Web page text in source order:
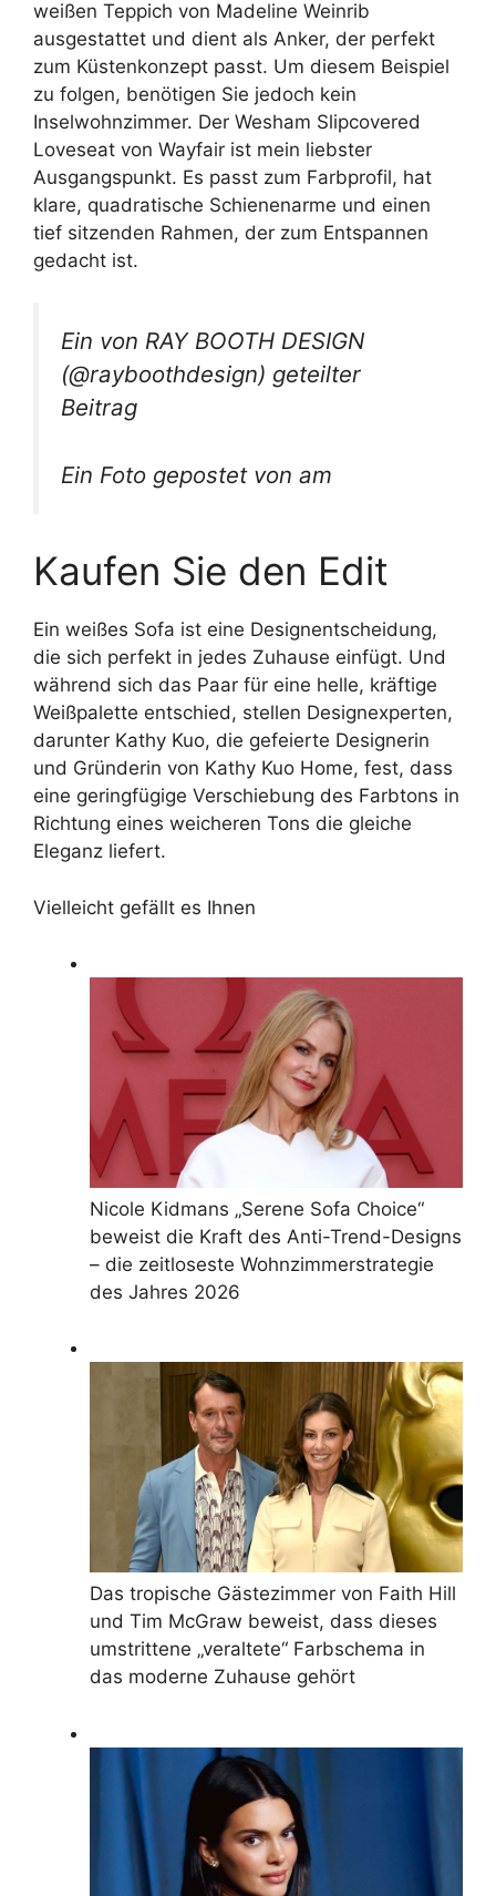
weißen Teppich von Madeline Weinrib
ausgestattet und dient als Anker, der perfekt
zum Küstenkonzept passt. Um diesem Beispiel
zu folgen, benötigen Sie jedoch kein
Inselwohnzimmer. Der Wesham Slipcovered
Loveseat von Wayfair ist mein liebster
Ausgangspunkt. Es passt zum Farbprofil, hat
klare, quadratische Schienenarme und einen
tief sitzenden Rahmen, der zum Entspannen
gedacht ist.
Ein von RAY BOOTH DESIGN
(@rayboothdesign) geteilter
Beitrag
Ein Foto gepostet von am
Kaufen Sie den Edit
Ein weißes Sofa ist eine Designentscheidung,
die sich perfekt in jedes Zuhause einfügt. Und
während sich das Paar für eine helle, kräftige
Weißpalette entschied, stellen Designexperten,
darunter Kathy Kuo, die gefeierte Designerin
und Gründerin von Kathy Kuo Home, fest, dass
eine geringfügige Verschiebung des Farbtons in
Richtung eines weicheren Tons die gleiche
Eleganz liefert.
Vielleicht gefällt es Ihnen
Nicole Kidmans „Serene Sofa Choice“
beweist die Kraft des Anti-Trend-Designs
– die zeitloseste Wohnzimmerstrategie
des Jahres 2026
Das tropische Gästezimmer von Faith Hill
und Tim McGraw beweist, dass dieses
umstrittene „veraltete“ Farbschema in
das moderne Zuhause gehört